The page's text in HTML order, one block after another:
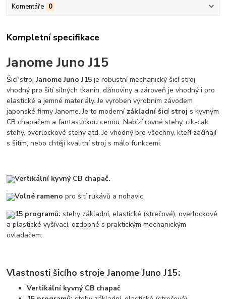
Komentáře 0
Kompletní specifikace
Janome Juno J15
Šicí strojJanome Juno J15 je robustní mechanický šicí stroj
vhodný pro šití silných tkanin, džínoviny a zároveň je vhodný i pro
elastické a jemné materiály. Je vyroben výrobním závodem
japonské firmy Janome. Je to moderní základní šicí stroj s kyvným
CB chapačem a fantastickou cenou. Nabízí rovné stehy, cik-cak
stehy, overlockové stehy atd. Je vhodný pro všechny, kteří začínají
s šitím, nebo chtějí kvalitní stroj s málo funkcemi.
Vertikální kyvný CB chapač.
Volné rameno pro šití rukávů a nohavic.
15 programů: stehy základní, elastické (strečové), overlockové
a plastické vyšívací, ozdobné s praktickým mechanickým
ovladačem.
Vlastnosti šicího stroje JanomeJuno J15:
Vertikální kyvný CB chapač